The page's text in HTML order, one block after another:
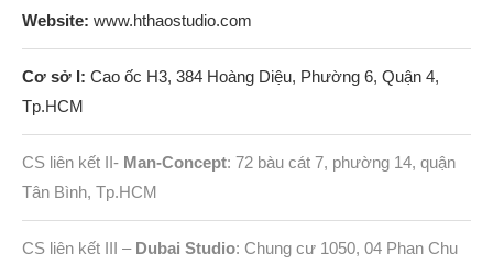
Website: www.hthaostudio.com
Cơ sở I: Cao ốc H3, 384 Hoàng Diệu, Phường 6, Quận 4,
Tp.HCM
CS liên kết II- Man-Concept: 72 bàu cát 7, phường 14, quận
Tân Bình, Tp.HCM
CS liên kết III – Dubai Studio: Chung cư 1050, 04 Phan Chu